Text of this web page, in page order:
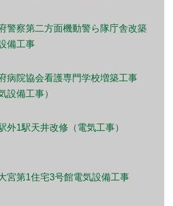
警察第二方面機動警ら隊庁舎改築
備工事
病院協会看護専門学校増築工事
設備工事）
外1駅天井改修（電気工事）
宮第1住宅3号館電気設備工事